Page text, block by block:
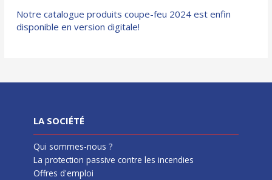
Notre catalogue produits coupe-feu 2024 est enfin
disponible en version digitale!
LA SOCIÉTÉ
Qui sommes-nous ?
La protection passive contre les incendies
Offres d'emploi